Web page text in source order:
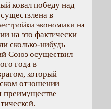
ковал победу над
в
экономики на
на это фактически
сколько-нибудь
Союз осуществил
года в
который
отношении
преимуществе